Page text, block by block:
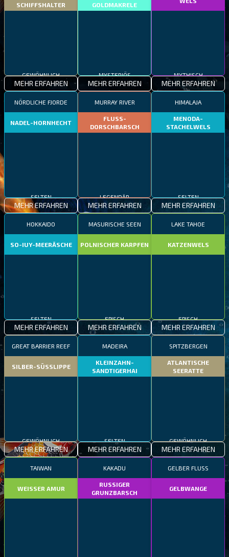
SCHIFFSHALTER
GEWÖHNLICH
MEHR ERFAHREN
GOLDMAKRELE
MYSTERIÖS
MEHR ERFAHREN
MYTHISCH
MEHR ERFAHREN
NÖRDLICHE FJORDE
NADEL-HORNHECHT
SELTEN
MEHR ERFAHREN
MURRAY RIVER
FLUSS-
DORSCHBARSCH
LEGENDÄR
MEHR ERFAHREN
HIMALAJA
MENODA-
STACHELWELS
SELTEN
MEHR ERFAHREN
HOKKAIDO
SO-IUY-MEERÄSCHE
SELTEN
MEHR ERFAHREN
MASURISCHE SEEN
POLNISCHER KARPFEN
EPISCH
MEHR ERFAHREN
LAKE TAHOE
KATZENWELS
EPISCH
MEHR ERFAHREN
GREAT BARRIER REEF
SILBER-SÜSSLIPPE
GEWÖHNLICH
MEHR ERFAHREN
MADEIRA
KLEINZAHN-
SANDTIGERHAI
SELTEN
MEHR ERFAHREN
SPITZBERGEN
ATLANTISCHE
SEERATTE
GEWÖHNLICH
MEHR ERFAHREN
TAIWAN
WEISSER AMUR
KAKADU
RUSSIGER
GRUNZBARSCH
GELBER FLUSS
GELBWANGE